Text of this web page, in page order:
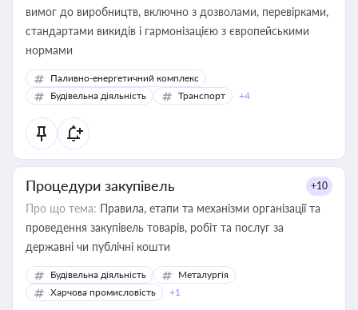
вимог до виробництв, включно з дозволами, перевірками,
стандартами викидів і гармонізацією з європейськими
нормами
Паливно-енергетичний комплекс
Будівельна діяльність
Транспорт +4
Процедури закупівель +10
Про що тема: Правила, етапи та механізми організації та
проведення закупівель товарів, робіт та послуг за
державні чи публічні кошти
Будівельна діяльність
Металургія
Харчова промисловість
+1